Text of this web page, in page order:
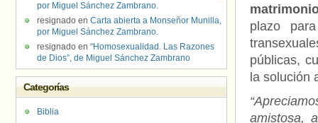
plazo
públicas,
la solución
amistosa,
por Miguel Sánchez Zambrano.
resignado en Carta abierta a Monseñor Munilla,
por Miguel Sánchez Zambrano.
resignado en “Homosexualidad. Las Razones
de Dios”, de Miguel Sánchez Zambrano
Categorías
Biblia